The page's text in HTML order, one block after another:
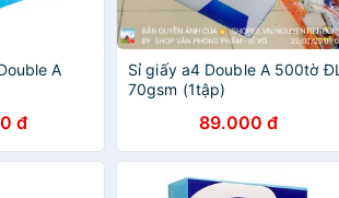
A
đ
Sỉ giấy a4 Double A 500tờ ĐL
70gsm (1tập)
89.000 đ